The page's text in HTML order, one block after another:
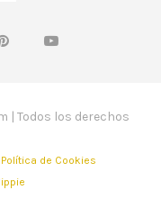
| Todos los derechos
Política de Cookies